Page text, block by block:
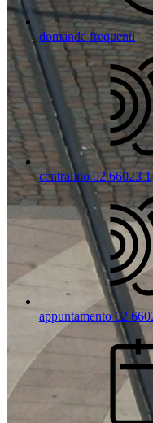
domande frequenti
centralino 02 66023 1
appuntamento 02